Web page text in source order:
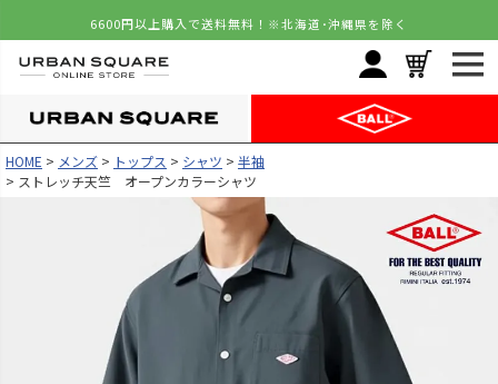
6600円以上購入で送料無料！ ※北海道･沖縄県を除く
HOME メンズ トップス シャツ
半袖
ストレッチ天竺 オープンカラーシャツ